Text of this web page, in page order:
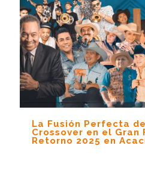
La Fusión Perfecta
Crossover en el Gran
Retorno 2025 en